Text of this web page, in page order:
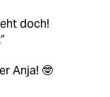
doch!
Anja! 🤓